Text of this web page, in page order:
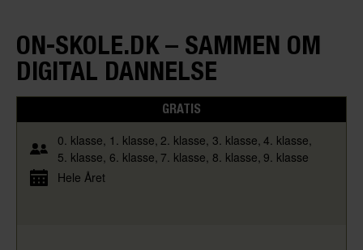
ON-SKOLE.DK – SAMMEN OM
DIGITAL DANNELSE
GRATIS
0. klasse 1. klasse 2. klasse 3. klasse 4. klasse
5. klasse 6. klasse 7. klasse 8. klasse 9. klasse
Hele Året